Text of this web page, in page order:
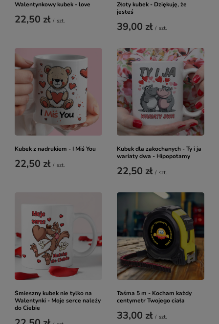
Walentynkowy kubek - love
22,50 zł / szt.
Złoty kubek - Dziękuję, że
jesteś
39,00 zł / szt.
Kubek z nadrukiem - I Miś You
22,50 zł / szt.
Kubek dla zakochanych - Ty i ja
wariaty dwa - Hipopotamy
22,50 zł / szt.
Śmieszny kubek nie tylko na
Walentynki - Moje serce należy
do Ciebie
Taśma 5 m - Kocham każdy
centymetr Twojego ciała
33,00 zł / szt.